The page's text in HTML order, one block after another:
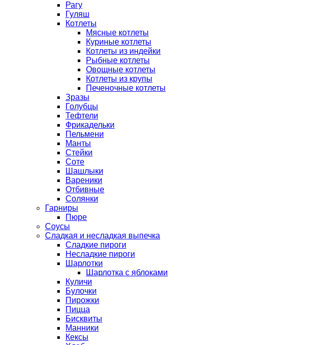
Рагу
Гуляш
Котлеты
Мясные котлеты
Куриные котлеты
Котлеты из индейки
Рыбные котлеты
Овощные котлеты
Котлеты из крупы
Печеночные котлеты
Зразы
Голубцы
Тефтели
Фрикадельки
Пельмени
Манты
Стейки
Соте
Шашлыки
Вареники
Отбивные
Солянки
Гарниры
Пюре
Соусы
Сладкая и несладкая выпечка
Сладкие пироги
Несладкие пироги
Шарлотки
Шарлотка с яблоками
Куличи
Булочки
Пирожки
Пицца
Бисквиты
Манники
Кексы